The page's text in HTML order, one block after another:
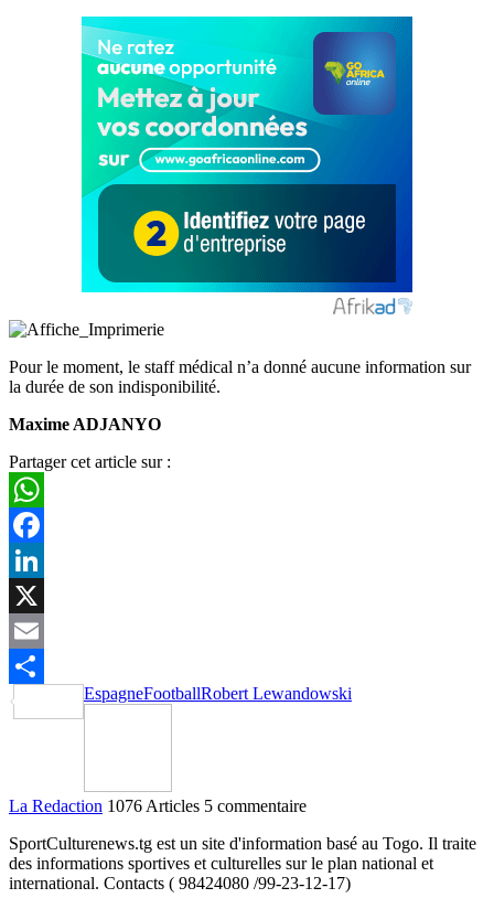
Pour le moment, le staff médical n’a donné aucune information sur
la durée de son indisponibilité.
Maxime ADJANYO
Partager cet article sur :
WhatsApp
Facebook
LinkedIn
X
Email
Partager
EspagneFootballRobert Lewandowski
La Redaction 1076 Articles 5 commentaire
SportCulturenews.tg est un site d'information basé au Togo. Il traite
des informations sportives et culturelles sur le plan national et
international. Contacts ( 98424080 /99-23-12-17)